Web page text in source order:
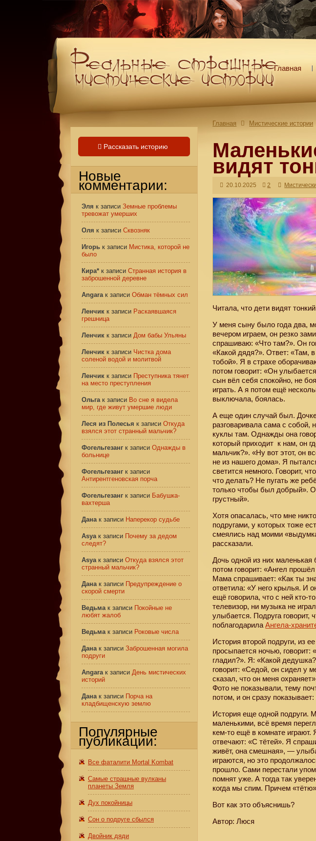
Главная
Главная Мистические истории
видят
20.10.2025 2
Читала, что дети видят
У меня сыну было года два,
вечером играем, он резко
спрашиваю: «Что там?». Он
«Какой дядя?». Ответ: «Там,
тобой». Я в страхе
потом говорит: «Он
сын вёл себя спокойно, не
играть. А я потом ещё
выключала, боялась.
А еще один случай был.
разговаривала сама с собой,
куклы там. Однажды она
который приходит к нам, он
мальчик?». «Ну вот этот, он
не из нашего дома». Я
светится немного. Говорит,
что делать? Не пугать же
только чтобы был добрый».
грустный».
Хотя опасалась, что мне
подругами, у которых тоже
смеялись над моими
рассказали.
Дочь одной из них маленькая
потом говорит: «Ангел
Мама спрашивает: «Как ты
ответила: «У него крылья. И
ещё говорила, что с ней кто-
телевизор, ни музыка не
улыбается. Подруга говорит,
поблагодарилаАнгела-
История второй подруги, из
просыпается ночью,
гладил?». Я: «Какой
говорит: «Седой, он сидел у
сказал, что он меня
Фото не показывали, тему
потом, и он сразу показывает:
История еще одной подруги.
маленькими, всё время
кем-то ещё в комнате
отвечают: «С тётей». Я
живёт, она смешная», —
играются, но это
прошло. Сами перестали
помнят уже. А тогда так
когда мы спим. Причем
Вот как это объяснишь?
Автор: Люся
Рассказать историю
Новые
комментарии:
Эля к записи Земные проблемы
тревожат умерших
Оля к записи Сквозняк
Игорь к записи Мистика, которой не
было
Кира* к записи Странная история в
заброшенной деревне
Angaraк записи Обман тёмных сил
Ленчик к записи Раскаявшаяся
грешница
Ленчик к записи Дом бабы Ульяны
Ленчик к записи Чистка дома
соленой водой и молитвой
Ленчик к записи Преступника тянет
на место преступления
Ольгак записи Во сне я видела
мир, где живут умершие люди
Леся из Полесья к записи Откуда
взялся этот странный мальчик?
Фогельгезанг к записи Однажды в
больнице
Фогельгезанг к записи
Антирентгеновская порча
Фогельгезанг к записи Бабушка-
вахтерша
Данак записи Наперекор судьбе
Asyaк записи Почему за дедом
следят?
Asyaк записи Откуда взялся этот
странный мальчик?
Данак записи Предупреждение о
скорой смерти
Ведьмак записи Покойные не
любят жалоб
Ведьмак записи Роковые числа
Данак записи Заброшенная могила
подруги
Angaraк записи День мистических
историй
Данак записи Порча на
кладбищенскую землю
Популярные
публикации:
Все фаталити Mortal Kombat
Самые страшные вулканы
планеты Земля
Дух покойницы
Сон о подруге сбылся
Двойник дяди